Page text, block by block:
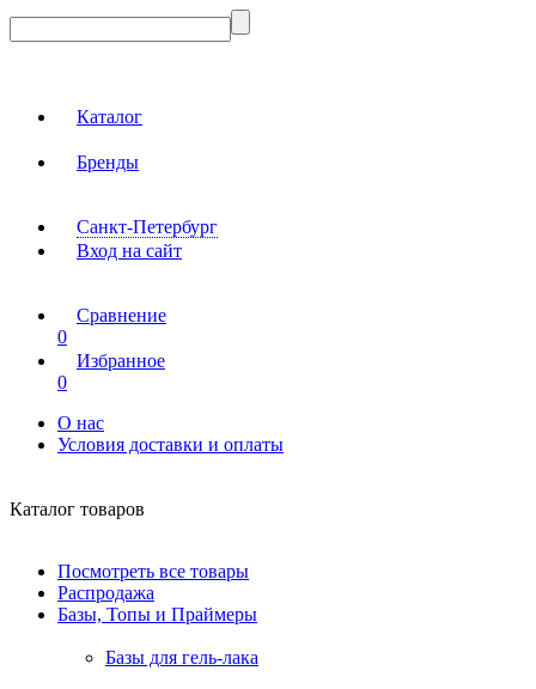
Каталог
Бренды
Санкт-Петербург
Вход на сайт
Сравнение
0
Избранное
0
О нас
Условия доставки и оплаты
Каталог товаров
Посмотреть все товары
Распродажа
Базы, Топы и Праймеры
Базы для гель-лака